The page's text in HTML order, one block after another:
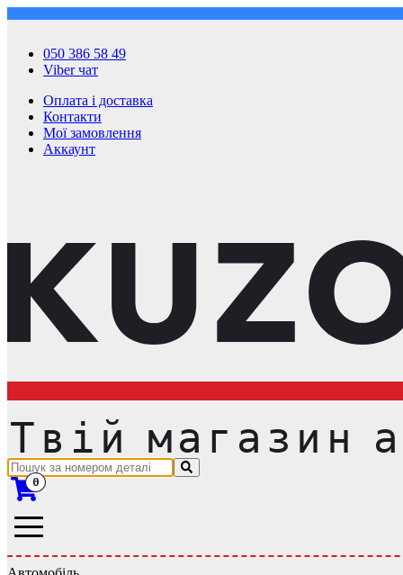
050 386 58 49
Viber чат
Оплата і доставка
Контакти
Мої замовлення
Аккаунт
0